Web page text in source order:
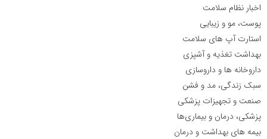
اخبار نظام سلامت
پوست، مو و زیبایی
استارت آپ های سلامت
بهداشت تغذیه و آشپزی
داروخانه ها و داروسازی
سبک زندگی، مد و فشن
صنعت و تجهیزات پزشکی
پزشکی، درمان و بیماری‌ها
بیمه های بهداشت و درمان